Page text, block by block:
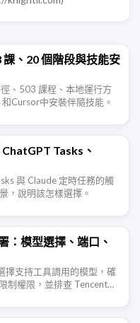
、20 個階段與技能安
、503 課程、本地運行方
Cursor中安裝伴隨技能。
Tasks、
與 Claude 定時任務的觸
，說明該怎樣選擇。
：模型選擇、端口、
擇支持工具調用的模型，確
權限，並排查 TencentDB